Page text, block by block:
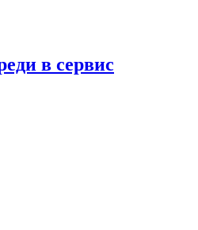
в сервис